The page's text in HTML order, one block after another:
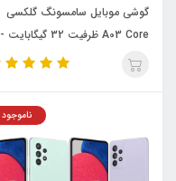
گوشی موبايل سامسونگ گلکسی
A03 Core ظرفیت 32 گیگابایت -
رم 2 گیگابایت
ناموجود